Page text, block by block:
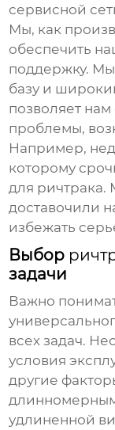
сервисной
Мы, как
обеспечить
поддержку.
базу и
позволяет
проблемы,
Например,
которому
для ричтрака.
доставочили
избежать
Выбор
задачи
Важно
всех задач.
условия
другие
удлиненной